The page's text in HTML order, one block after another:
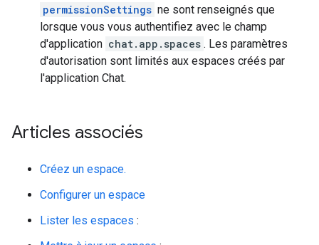
permissionSettings ne sont renseignés que
lorsque vous vous authentifiez avec le champ
d'application chat.app.spaces . Les paramètres
d'autorisation sont limités aux espaces créés par
l'application Chat.
Articles associés
Créez un espace.
Configurer un espace
Lister les espaces :